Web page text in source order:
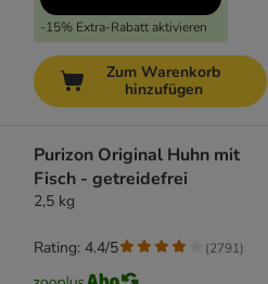
-15% Extra-Rabatt aktivieren
Zum Warenkorb
hinzufügen
Purizon Original Huhn mit
Fisch - getreidefrei
2,5 kg
Rating: 4.4/5 (2791)